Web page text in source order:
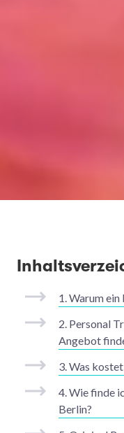
1. Warum ein
2. Personal
Angebot
3. Was
4. Wie finde
Berlin?